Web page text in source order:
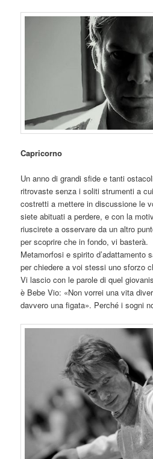
Capricorno
Un anno di grandi sfide e tanti
ritrovaste senza i soliti strumenti a
costretti a mettere in discussione le
siete abituati a perdere, e con la
riuscirete a osservare da un altro
per scoprire che in fondo, vi basterà.
Metamorfosi e spirito d’adattamento
perchiedere a voi stessi uno sforzo
Vi lascio con le parole di quel
è Bebe Vio: «Non vorrei una vita
davvero una figata». Perché i sogni